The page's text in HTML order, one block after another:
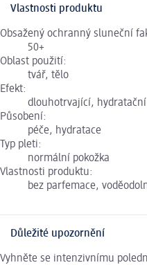
Vlastnosti produktu
Obsažený ochranný sluneční
50+
Oblast použití:
tvář, tělo
Efekt:
dlouhotrvající, hydratační
Působení:
péče, hydratace
Typ pleti:
normální pokožka
Vlastnosti produktu:
bez parfemace,
Důležité upozornění
Vyhněte se intenzivnímu